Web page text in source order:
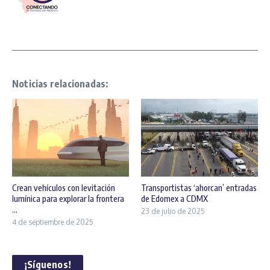
Noticias relacionadas:
Crean vehículos con levitación
lumínica para explorar la frontera
...
4 de septiembre de 2025
Transportistas ‘ahorcan’ entradas
de Edomex a CDMX
23 de julio de 2025
¡Síguenos!